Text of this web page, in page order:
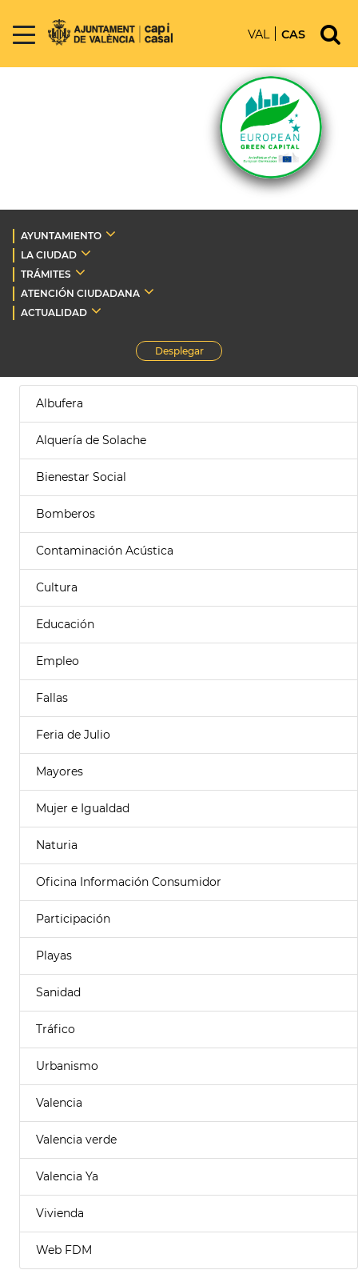
VAL CAS
AYUNTAMIENTO
LA CIUDAD
TRÁMITES
ATENCIÓN CIUDADANA
ACTUALIDAD
Desplegar
Albufera
Alquería de Solache
Bienestar Social
Bomberos
Contaminación Acústica
Cultura
Educación
Empleo
Fallas
Feria de Julio
Mayores
Mujer e Igualdad
Naturia
Oficina Información Consumidor
Participación
Playas
Sanidad
Tráfico
Urbanismo
Valencia
Valencia verde
Valencia Ya
Vivienda
Web FDM